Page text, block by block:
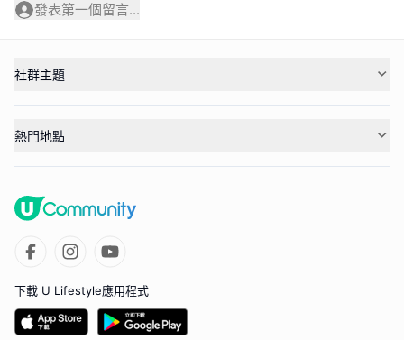
發表第一個留言...
社群主題
熱門地點
下載 U Lifestyle應用程式